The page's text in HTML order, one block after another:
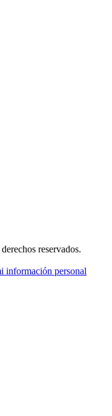
reservados.
información personal